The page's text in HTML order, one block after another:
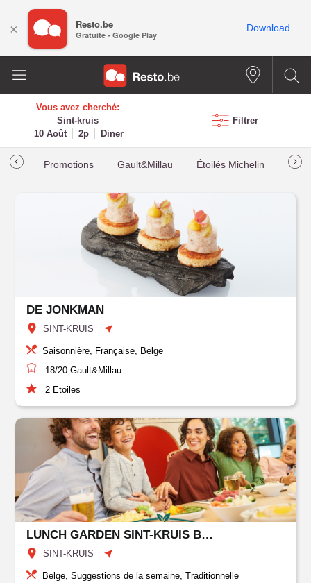
Vous avez cherché:
Sint-kruis
10 Août
2p Diner
Filtrer
Promotions Gault&Millau Étoilés Michelin Les
DE JONKMAN
SINT-KRUIS
Saisonnière, Française, Belge
18/20 Gault&Millau
2 Etoiles
LUNCH GARDEN SINT-KRUIS BRUGGE
SINT-KRUIS
Belge, Suggestions de la semaine, Traditionnelle
× Resto.be
Gratuite - Google Play
Download